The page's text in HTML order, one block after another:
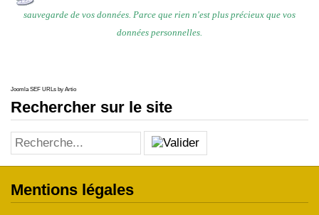
sauvegarde de vos données. Parce que rien n'est plus précieux que vos
données personnelles.
Joomla SEF URLs by Artio
Rechercher sur le site
Mentions légales